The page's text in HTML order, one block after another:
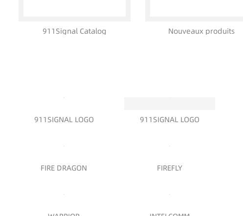
911Signal Catalog Nouveaux produits
911SIGNAL LOGO 911SIGNAL LOGO
FIRE DRAGON FIREFLY